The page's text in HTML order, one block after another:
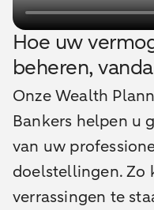
Hoe uw
beheren,
Onze Wealth
Bankers helpen u
van uw
doelstellingen. Zo
verrassingen te